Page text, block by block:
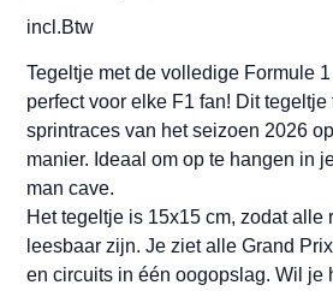
incl.Btw
Tegeltje met de volledige Formule
perfect voor elke F1 fan! Dit
sprintraces van het seizoen 2026
manier. Ideaal om op te hangen in
man cave.
Het tegeltje is 15x15 cm, zodat alle
leesbaar zijn. Je ziet alle Grand
en circuits in één oogopslag. Wil je